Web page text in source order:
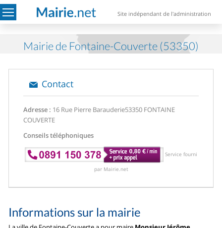
Site indépendant de l'administration
Mairie de Fontaine-Couverte (53350)
Contact
Adresse : 16 Rue Pierre Barauderie53350 FONTAINE
COUVERTE
Conseils téléphoniques
Service fourni
par Mairie.net
Informations sur la mairie